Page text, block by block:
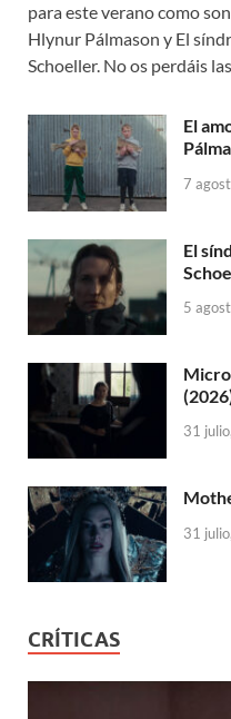
para este verano como
Hlynur Pálmason y El
Schoeller. No os perdáis
El
7
El
5
31
31
CRÍTICAS